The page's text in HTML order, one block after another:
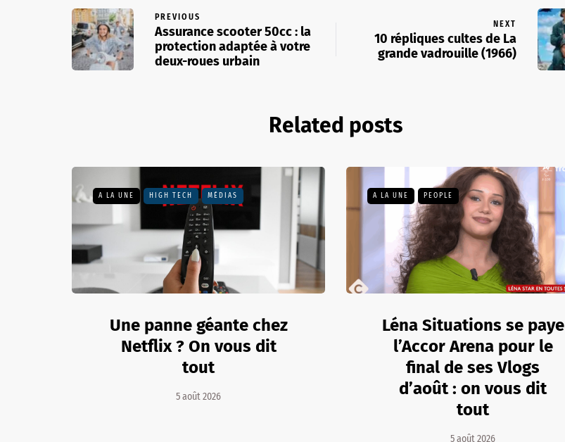
PREVIOUS
Assurance scooter 50cc : la
protection adaptée à votre
deux-roues urbain
NEXT
10 répliques cultes de La
grande vadrouille (1966)
Related posts
A LA UNE HIGH TECH MÉDIAS
Une panne géante chez
Netflix ? On vous dit
tout
5 août 2026
A LA UNE PEOPLE
Léna Situations se paye
l’Accor Arena pour le
final de ses Vlogs
d’août : on vous dit
tout
5 août 2026